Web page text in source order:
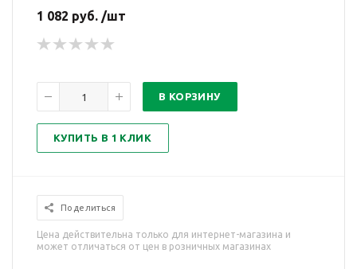
1 082 руб. /шт
В КОРЗИНУ
КУПИТЬ В 1 КЛИК
Поделиться
Цена действительна только для интернет-магазина и
может отличаться от цен в розничных магазинах